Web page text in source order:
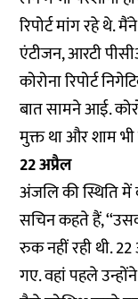
रिपोर्ट मांग रहे थे.
एंटीजन, आरटी
कोरोना रिपोर्ट
बात सामने आई.
मुक्त था और शाम
22 अप्रैल
अंजलि की स्थिति में
सचिन कहते हैं,
रुक नहीं रही थी.
गए. वहां पहले